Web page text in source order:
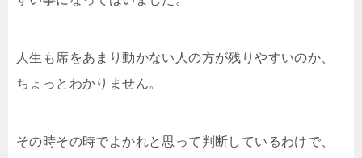
人生も席をあまり動かない人の方が残りやすいのか、
ちょっとわかりません。
その時その時でよかれと思って判断しているわけで、